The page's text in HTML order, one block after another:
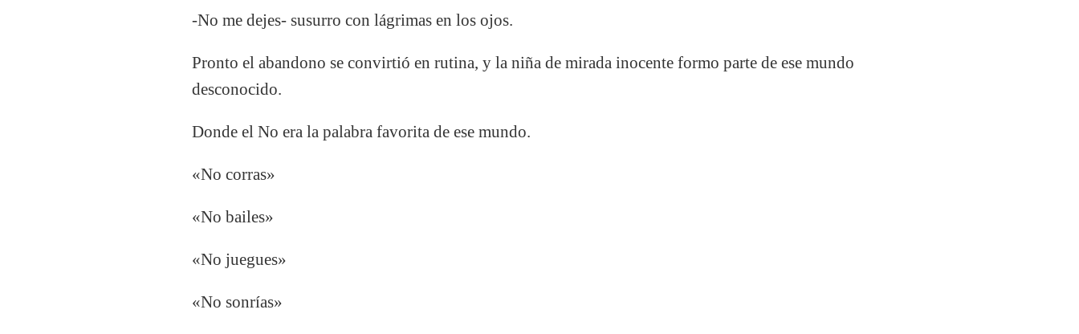
-No me dejes- susurro con lágrimas en los ojos.
Pronto el abandono se convirtió en rutina, y la niña de mirada inocente formo parte de ese mundo
desconocido.
Donde el No era la palabra favorita de ese mundo.
«No corras»
«No bailes»
«No juegues»
«No sonrías»